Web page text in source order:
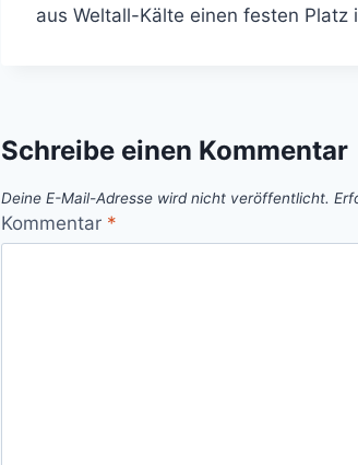
aus Weltall-Kälte einen festen Platz
Schreibe einen Kommentar
Deine E-Mail-Adresse wird nicht veröffentlicht.
Kommentar *